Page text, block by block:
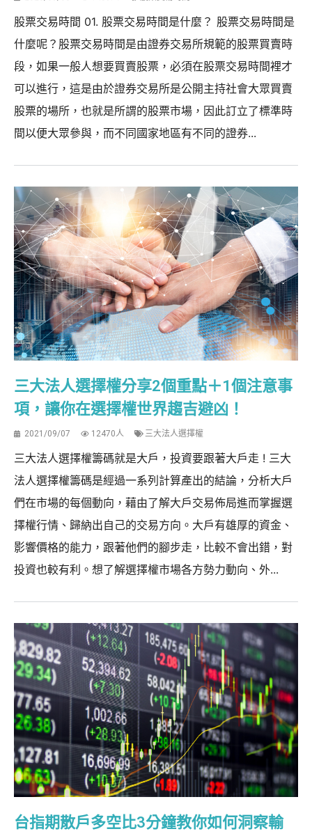
股票交易時間 01. 股票交易時間是什麼？ 股票交易時間是
什麼呢？股票交易時間是由證券交易所規範的股票買賣時
段，如果一般人想要買賣股票，必須在股票交易時間裡才
可以進行，這是由於證券交易所是公開主持社會大眾買賣
股票的場所，也就是所謂的股票市場，因此訂立了標準時
間以便大眾參與，而不同國家地區有不同的證券...
三大法人選擇權分享2個重點＋1個注意事
項，讓你在選擇權世界趨吉避凶！
2021/09/07 12470人 三大法人選擇權
三大法人選擇權籌碼就是大戶，投資要跟著大戶走 ! 三大
法人選擇權籌碼是經過一系列計算產出的結論，分析大戶
們在市場的每個動向，藉由了解大戶交易佈局進而掌握選
擇權行情、歸納出自己的交易方向。大戶有雄厚的資金、
影響價格的能力，跟著他們的腳步走，比較不會出錯，對
投資也較有利。想了解選擇權市場各方勢力動向、外...
台指期散戶多空比3分鐘教你如何洞察輸